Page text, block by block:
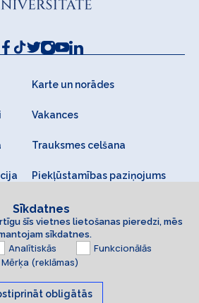
Karte un norādes
Vakances
Trauksmes celšana
Piekļūstamības paziņojums
Sīkdatnes
šīs vietnes lietošanas pieredzi, mēs
sīkdatnes.
Analītiskās
Funkcionālās
Mērķa (reklāmas)
obligātās